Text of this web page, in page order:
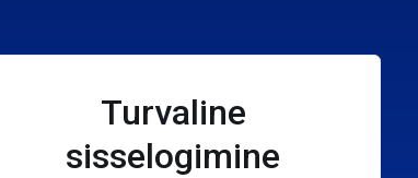
Turvaline
sisselogimine